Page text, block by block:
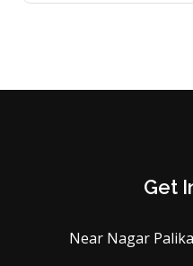
Get
Near Nagar